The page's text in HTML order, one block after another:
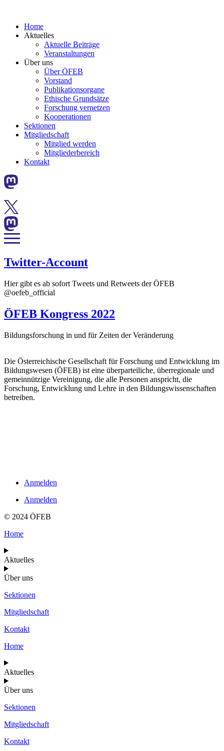
Home
Aktuelles
Aktuelle Beiträge
Veranstaltungen
Über uns
Über ÖFEB
Vorstand
Publikationsorgane
Ethische Grundsätze
Forschung vernetzen
Kooperationen
Sektionen
Mitgliedschaft
Mitglied werden
Mitgliederbereich
Kontakt
Twitter-Account
Hier gibt es ab sofort Tweets und Retweets der ÖFEB
@oefeb_official
ÖFEB Kongress 2022
Bildungsforschung in und für Zeiten der Veränderung
Die Österreichische Gesellschaft für Forschung und Entwicklung im
Bildungswesen (ÖFEB) ist eine überparteiliche, überregionale und
gemeinnützige Vereinigung, die alle Personen anspricht, die
Forschung, Entwicklung und Lehre in den Bildungswissenschaften
betreiben.
Anmelden
Anmelden
© 2024 ÖFEB
Home
Aktuelles
Über uns
Sektionen
Mitgliedschaft
Kontakt
Home
Aktuelles
Über uns
Sektionen
Mitgliedschaft
Kontakt